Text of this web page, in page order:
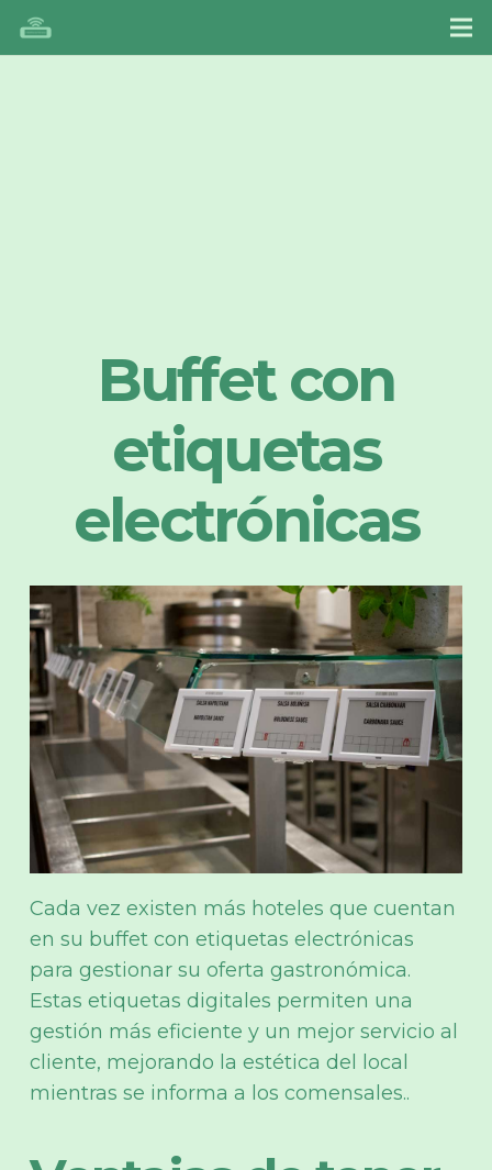
Buffet con
etiquetas
electrónicas
Cada vez existen más hoteles que cuentan
en su buffet con etiquetas electrónicas
para gestionar su oferta gastronómica.
Estas etiquetas digitales permiten una
gestión más eficiente y un mejor servicio al
cliente, mejorando la estética del local
mientras se informa a los comensales..